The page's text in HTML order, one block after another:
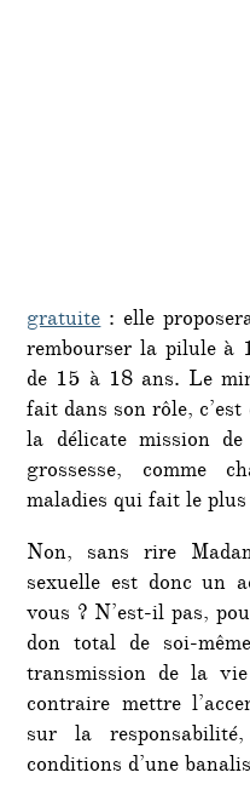
gratuite: elle
rembourser la pilule à
de 15 à 18 ans. Le
fait dans son rôle,
la délicate mission
grossesse, comme
maladies qui fait le
Non, sans rire
sexuelle est donc un
vous ? N’est-il pas,
don total de soi-
transmission de la
contraire mettre
sur la
conditions d’une